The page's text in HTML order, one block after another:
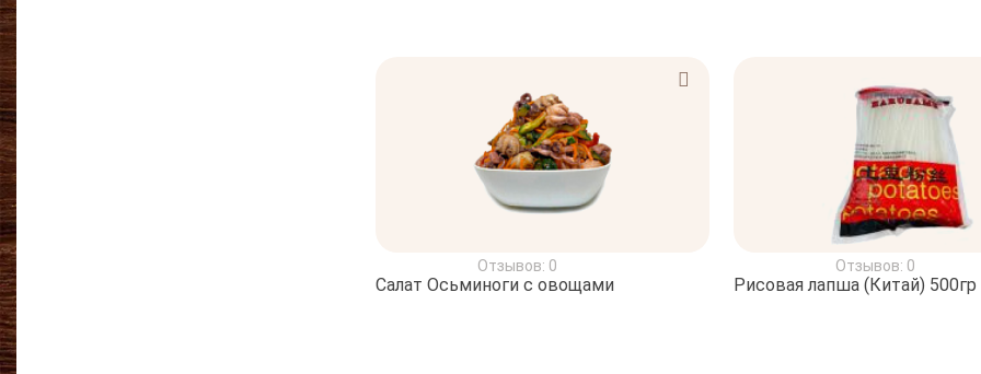
Отзывов: 0
Салат Осьминоги с овощами
Отзывов: 0
Рисовая лапша (Китай) 500гр